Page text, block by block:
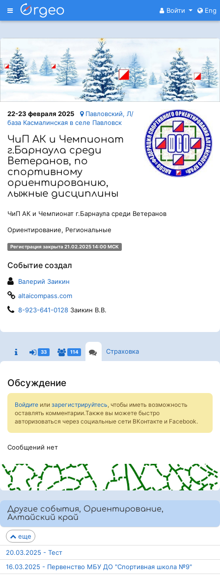
Меню Войти Eng
22-23 февраля 2025
Павловский, Л/
база Касмалинская в селе Павловск
ЧиП АК и Чемпионат
г.Барнаула среди
Ветеранов, по
спортивному
ориентированию,
лыжные дисциплины
ЧиП АК и Чемпионат г.Барнаула среди Ветеранов
Ориентирование, Региональные
Регистрация закрыта 21.02.2025 14:00 МСК
Событие создал
Валерий Заикин
altaicompass.com
8-923-641-0128 Заикин В.В.
33 114 Страховка
Обсуждение
Войдите или зарегистрируйтесь , чтобы иметь возможность
оставлять комментарии.Также вы можете быстро
авторизоваться через социальные сети ВКонтакте и Facebook.
Сообщений нет
Другие события, Ориентирование,
Алтайский край
еще
20.03.2025 - Тест
16.03.2025 - Первенство МБУ ДО "Спортивная школа №9"